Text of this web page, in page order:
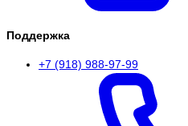
Поддержка
+7 (918) 988-97-99